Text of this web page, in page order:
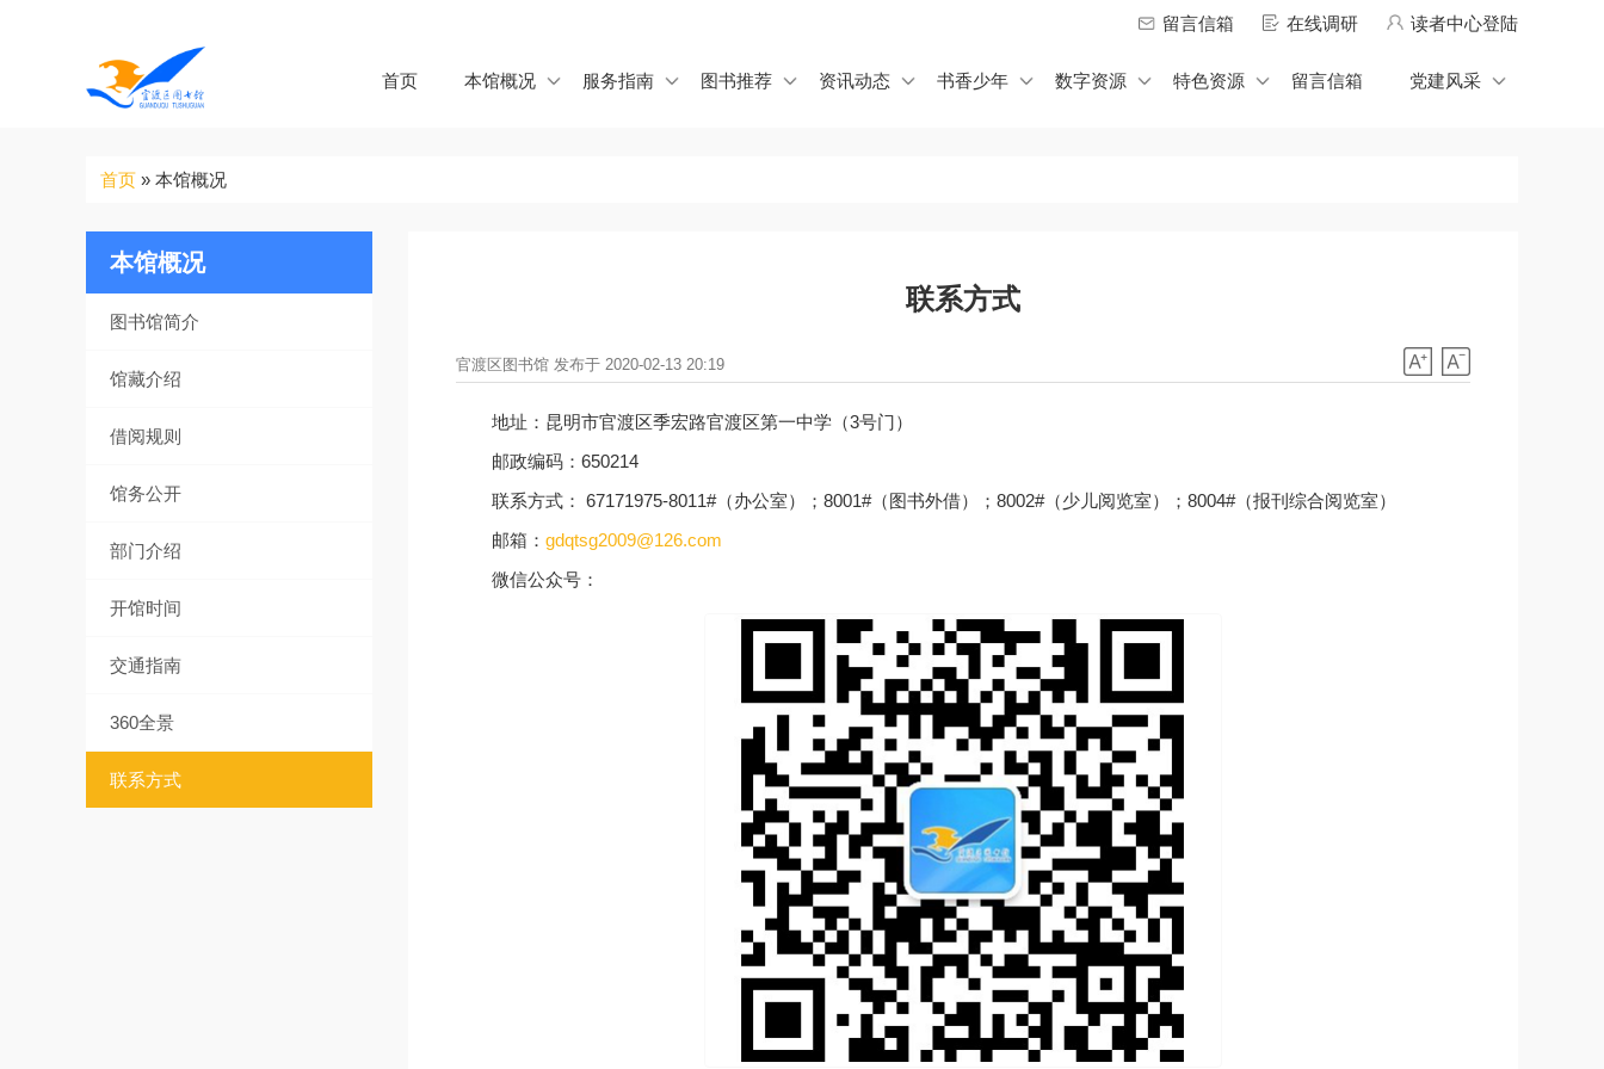
留言信箱 在线调研 读者中心登陆
首页 本馆概况 服务指南 图书推荐 资讯动态 书香少年 数字资源 特色资源 留言信箱 党建风采
你
在
里
首页 » 本馆概况
本馆概况
图书馆简介
馆藏介绍
借阅规则
馆务公开
部门介绍
开馆时间
交通指南
360全景
联系方式
联系方式
官渡区图书馆 发布于 2020-02-13 20:19
地址：昆明市官渡区季宏路官渡区第一中学（3号门）
邮政编码：650214
联系方式： 67171975-8011#（办公室）；8001#（图书外借）；8002#（少儿阅览室）；8004#（报刊综合阅览室）
邮箱： gdqtsg2009@126.com
微信公众号：